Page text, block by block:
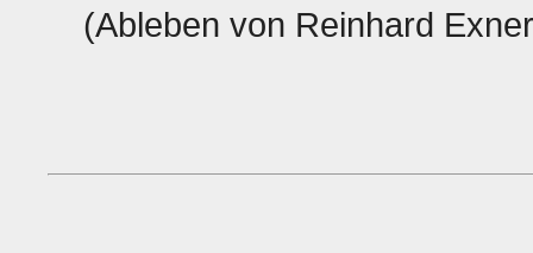
(Ableben von Reinhard